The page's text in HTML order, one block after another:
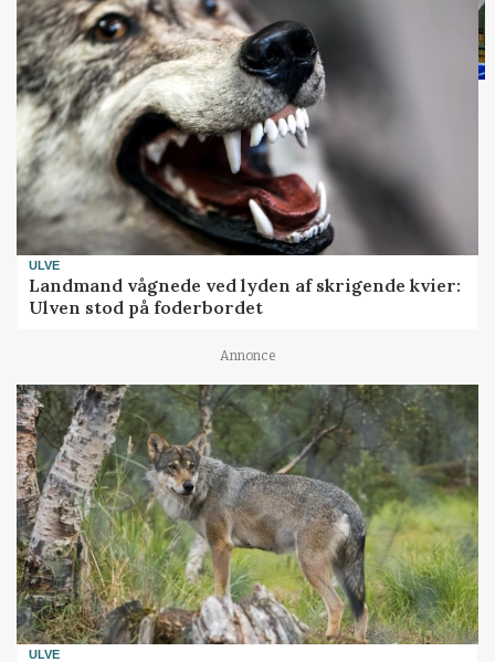
ULVE
Landmand vågnede ved lyden af skrigende kvier:
Ulven stod på foderbordet
Annonce
ULVE